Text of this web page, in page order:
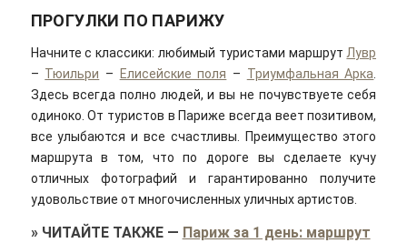
ПРОГУЛКИ ПО ПАРИЖУ
Начните с классики: любимый туристами маршрут Лувр
– Тюильри – Елисейские поля – Триумфальная Арка
Здесь всегда полно людей, и вы не почувствуете себя
одиноко. От туристов в Париже всегда веет позитивом,
все улыбаются и все счастливы. Преимущество этого
маршрута в том, что по дороге вы сделаете кучу
отличных фотографий и гарантированно получите
удовольствие от многочисленных уличных артистов.
» ЧИТАЙТЕ ТАКЖЕ— Париж за 1 день: маршрут